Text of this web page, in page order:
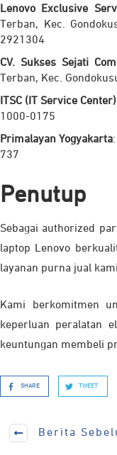
Lenovo Exclusive
Terban, Kec.
2921304
CV. Sukses Sejati
Terban, Kec.
ITSC (IT Service Center)
1000-0175
Primalayan Yogyakarta
737
Penutup
Sebagai authorized
laptop Lenovo
layanan purna jual
Kami berkomitmen
keperluan peralatan
keuntungan membeli
SHARE TWEET
Berita